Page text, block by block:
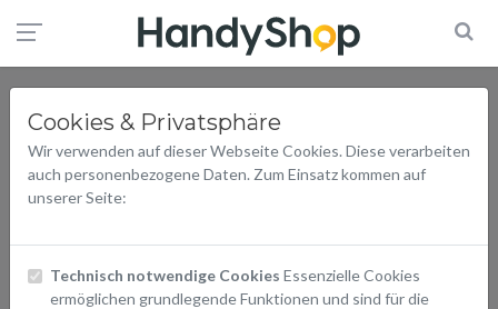
Cookies & Privatsphäre
Wir verwenden auf dieser Webseite Cookies. Diese verarbeiten
auch personenbezogene Daten. Zum Einsatz kommen auf
unserer Seite:
Technisch notwendige Cookies Essenzielle Cookies
ermöglichen grundlegende Funktionen und sind für die